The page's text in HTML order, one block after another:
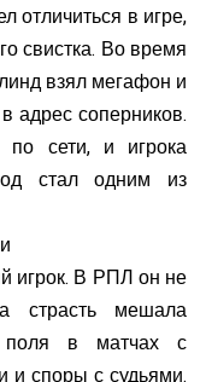
отличиться в игре,
свистка. Во время
взял мегафон и
адрес соперников.
по сети, и игрока
стал одним из
игрок. В РПЛ он не
страсть мешала
поля в матчах с
и споры с судьями.